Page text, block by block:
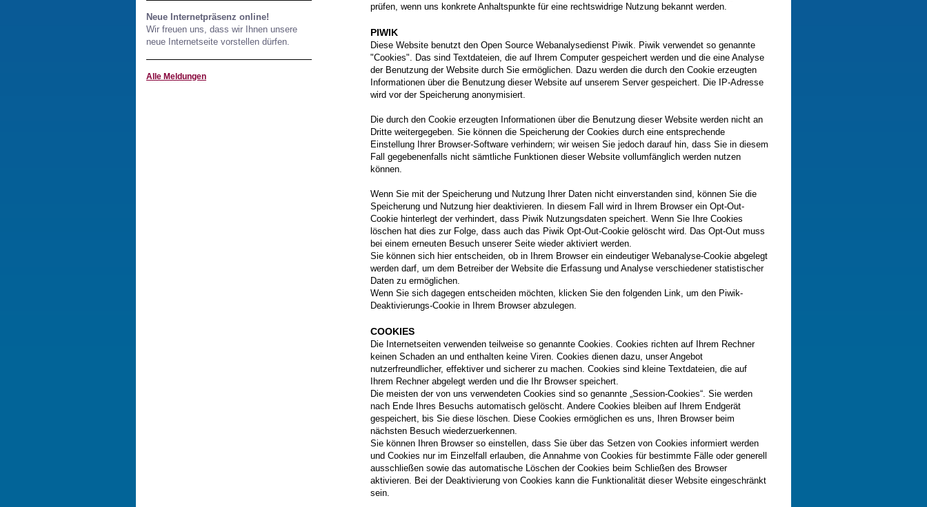
Neue Internetpräsenz online!
Wir freuen uns, dass wir Ihnen unsere
neue Internetseite vorstellen dürfen.
Alle Meldungen
prüfen, wenn uns konkrete Anhaltspunkte für eine rechtswidrige Nutzung bekannt werden.
PIWIK
Diese Website benutzt den Open Source Webanalysedienst Piwik. Piwik verwendet so genannte
"Cookies". Das sind Textdateien, die auf Ihrem Computer gespeichert werden und die eine Analyse
der Benutzung der Website durch Sie ermöglichen. Dazu werden die durch den Cookie erzeugten
Informationen über die Benutzung dieser Website auf unserem Server gespeichert. Die IP-Adresse
wird vor der Speicherung anonymisiert.
Die durch den Cookie erzeugten Informationen über die Benutzung dieser Website werden nicht an
Dritte weitergegeben. Sie können die Speicherung der Cookies durch eine entsprechende
Einstellung Ihrer Browser-Software verhindern; wir weisen Sie jedoch darauf hin, dass Sie in diesem
Fall gegebenenfalls nicht sämtliche Funktionen dieser Website vollumfänglich werden nutzen
können.
Wenn Sie mit der Speicherung und Nutzung Ihrer Daten nicht einverstanden sind, können Sie die
Speicherung und Nutzung hier deaktivieren. In diesem Fall wird in Ihrem Browser ein Opt-Out-
Cookie hinterlegt der verhindert, dass Piwik Nutzungsdaten speichert. Wenn Sie Ihre Cookies
löschen hat dies zur Folge, dass auch das Piwik Opt-Out-Cookie gelöscht wird. Das Opt-Out muss
bei einem erneuten Besuch unserer Seite wieder aktiviert werden.
Sie können sich hier entscheiden, ob in Ihrem Browser ein eindeutiger Webanalyse-Cookie abgelegt
werden darf, um dem Betreiber der Website die Erfassung und Analyse verschiedener statistischer
Daten zu ermöglichen.
Wenn Sie sich dagegen entscheiden möchten, klicken Sie den folgenden Link, um den Piwik-
Deaktivierungs-Cookie in Ihrem Browser abzulegen.
COOKIES
Die Internetseiten verwenden teilweise so genannte Cookies. Cookies richten auf Ihrem Rechner
keinen Schaden an und enthalten keine Viren. Cookies dienen dazu, unser Angebot
nutzerfreundlicher, effektiver und sicherer zu machen. Cookies sind kleine Textdateien, die auf
Ihrem Rechner abgelegt werden und die Ihr Browser speichert.
Die meisten der von uns verwendeten Cookies sind so genannte „Session-Cookies“. Sie werden
nach Ende Ihres Besuchs automatisch gelöscht. Andere Cookies bleiben auf Ihrem Endgerät
gespeichert, bis Sie diese löschen. Diese Cookies ermöglichen es uns, Ihren Browser beim
nächsten Besuch wiederzuerkennen.
Sie können Ihren Browser so einstellen, dass Sie über das Setzen von Cookies informiert werden
und Cookies nur im Einzelfall erlauben, die Annahme von Cookies für bestimmte Fälle oder generell
ausschließen sowie das automatische Löschen der Cookies beim Schließen des Browser
aktivieren. Bei der Deaktivierung von Cookies kann die Funktionalität dieser Website eingeschränkt
sein.